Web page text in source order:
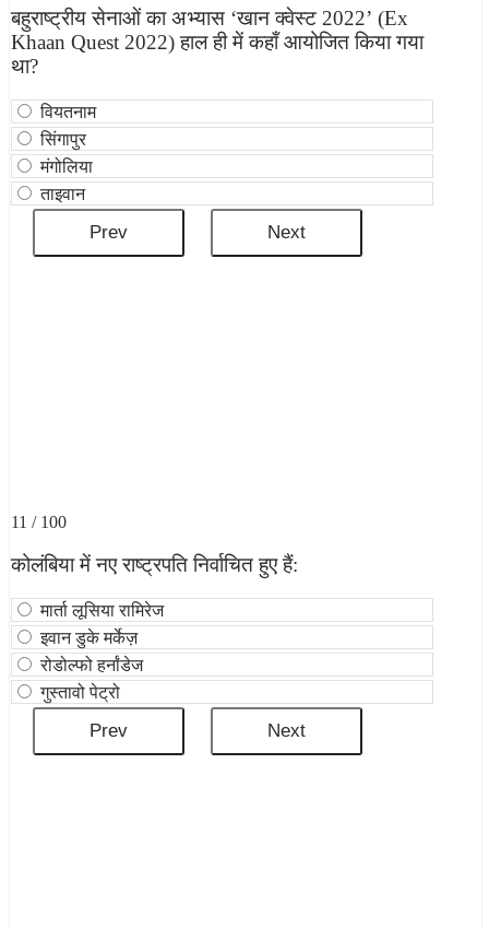
बहुराष्ट्रीय सेनाओं का अभ्यास ‘खान क्वेस्ट 2022’ (Ex
Khaan Quest 2022) हाल ही में कहाँ आयोजित किया गया
था?
वियतनाम
सिंगापुर
मंगोलिया
ताइवान
11 / 100
कोलंबिया में नए राष्ट्रपति निर्वाचित हुए हैं:
मार्ता लूसिया रामिरेज
इवान डुके मर्केज़
रोडोल्फो हर्नांडेज
गुस्तावो पेट्रो